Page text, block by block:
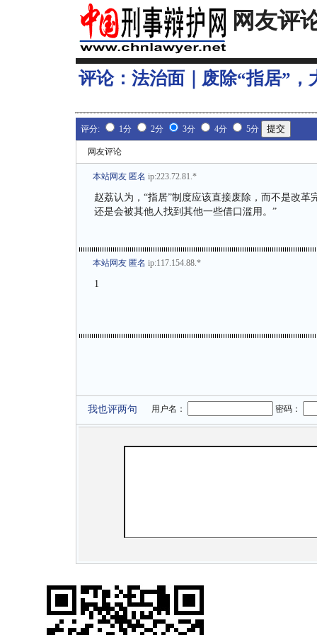
网友评
评论： 法治面｜废除“指居”，
评分: 1分 2分 3分 4分 5分
网友评论
本站网友 匿名 ip:223.72.81.*
赵荔认为，“指居”制度应该直接废除，而不是改
还是会被其他人找到其他一些借口滥用。”
本站网友 匿名 ip:117.154.88.*
1
我也评两句 用户名： 密码：